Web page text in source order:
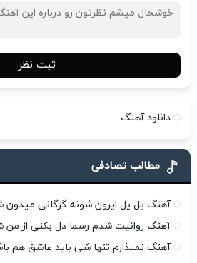
ثبت نظر
دانلود آهنگ
مطالب تصادفی
آهنگ یل یل ایرون شونه گرگانی میدون
آهنگ روانیت شدم رسما دل بکنی از
آهنگ نمیذارم تنها شی باید عاشق هم